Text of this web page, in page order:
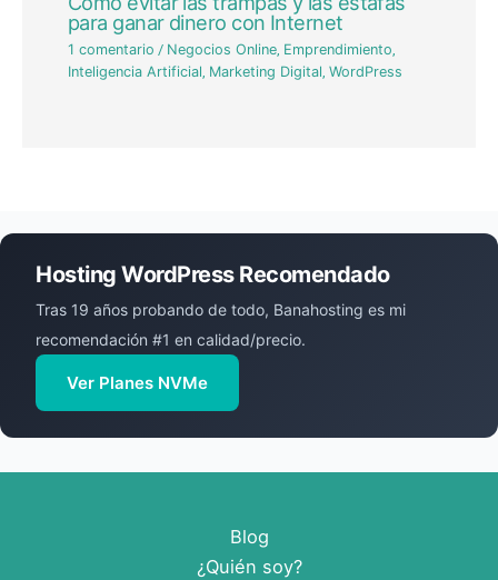
para ganar dinero con Internet
1 comentario / Negocios Online, Emprendimiento,
Inteligencia Artificial, Marketing Digital,WordPress
Hosting WordPress Recomendado
Tras 19 años probando de todo, Banahosting es mi
recomendación #1 en calidad/precio.
Ver Planes NVMe
Blog
¿Quién soy?